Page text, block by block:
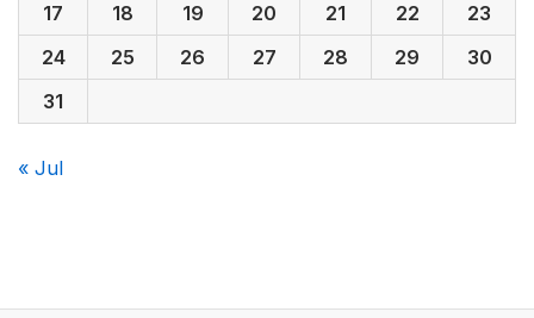
17
18 19 20 21 22
23
24
25 26 27 28 29
30
31
« Jul